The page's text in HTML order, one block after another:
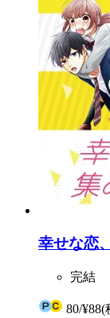
幸せな恋
完結
80/¥88(